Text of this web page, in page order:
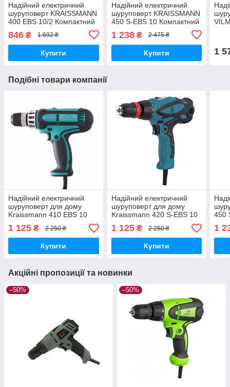
Надійний електричний
шуруповерт KRAISSMANN
400 EBS 10/2 Компактний
846 ₴ 1 692 ₴
Купити
Надійний електричний
шуруповерт KRAISSMANN
450 S-EBS 10 Компактний
Знімний патрон )
1 238₴ 2 475 ₴
Купити 1
Подібні товари компанії
Надійний електричний
шуруповерт для дому
Kraissmann 410 EBS 10
Компактний легкий
шуруповерт
1 125 ₴ 2 250 ₴
Купити
Надійний електричний
шуруповерт для дому
Kraissmann 420 S-EBS 10
Компактний легкий
шуруповерт (Знімний
патрон)
1 125₴ 2 250 ₴
Купити
450
1
Акційні пропозиції та новинки
–50% –50%